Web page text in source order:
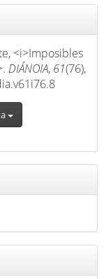
<i>Imposibles
DIÁNOIA, 61(76),